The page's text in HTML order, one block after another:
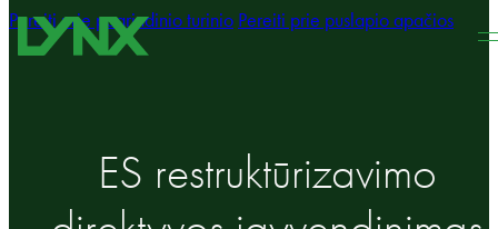
Pereiti prie pagrindinio turinio Pereiti prie puslapio apačios
ES restruktūrizavimo